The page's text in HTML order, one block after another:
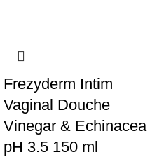
Frezyderm Intim
Vaginal Douche
Vinegar & Echinacea
pH 3.5 150 ml